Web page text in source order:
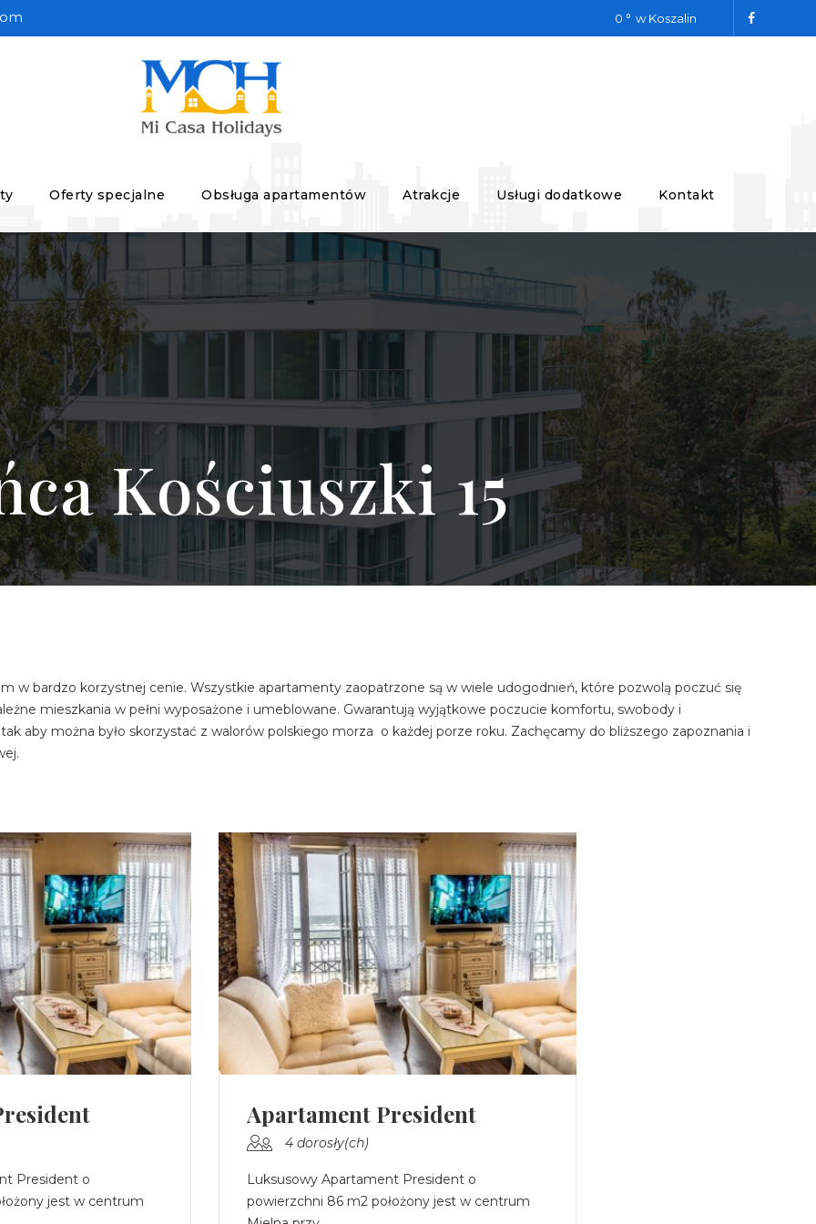
0 w Koszalin
Oferty specjalne Obsługa apartamentów Atrakcje Usługi dodatkowe Kontakt
Kościuszki 15
w bardzo korzystnej cenie. Wszystkie apartamenty zaopatrzone są w wiele udogodnień, które pozwolą poczuć się
mieszkania w pełni wyposażone i umeblowane. Gwarantują wyjątkowe poczucie komfortu, swobody i
aby można było skorzystać z walorów polskiego morza o każdej porze roku. Zachęcamy do bliższego zapoznania i
President o
jest w centrum
Apartament President
4 dorosły(ch)
Luksusowy Apartament President o
powierzchni 86 m2 położony jest w centrum